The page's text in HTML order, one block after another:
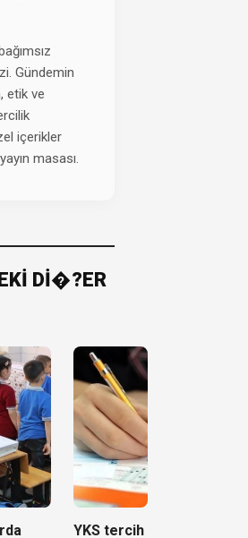
Gündemin
etik ve
içerikler
masası.
Dİ�?ER
YKS tercih